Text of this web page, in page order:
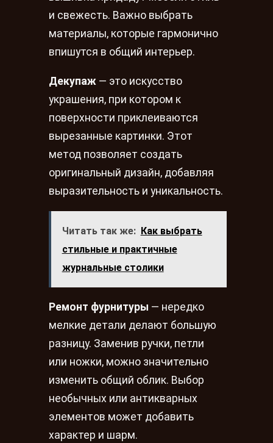
и свежесть. Важно выбрать
материалы, которые гармонично
впишутся в общий интерьер.
Декупаж — это искусство
украшения, при котором к
поверхности приклеиваются
вырезанные картинки. Этот
метод позволяет создать
оригинальный дизайн, добавляя
выразительность и уникальность.
Читать так же:
Как выбрать
стильные и практичные
журнальные столики
Ремонт фурнитуры — нередко
мелкие детали делают большую
разницу. Заменив ручки, петли
или ножки, можно значительно
изменить общий облик. Выбор
необычных или антикварных
элементов может добавить
характер и шарм.